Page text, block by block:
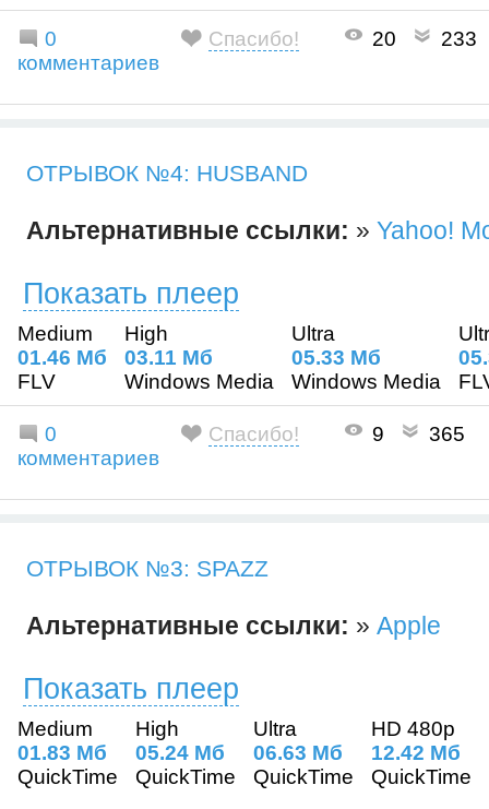
0
комментариев
Спасибо! 20 233
ОТРЫВОК №4: HUSBAND
Альтернативные ссылки: » Yahoo!
Показать плеер
Medium
01.46 Mб
FLV
High
03.11 Mб
Windows Media
Ultra
05.33 Mб
Windows Media
0
комментариев
Спасибо! 9 365
ОТРЫВОК №3: SPAZZ
Альтернативные ссылки: » Apple
Показать плеер
Medium
01.83 Mб
QuickTime
High
05.24 Mб
QuickTime
Ultra
06.63 Mб
QuickTime
HD 480p
12.42 Mб
QuickTime